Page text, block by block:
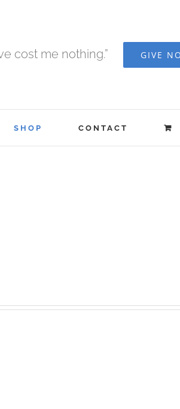
cost me nothing.” GIVE
SHOP CONTACT